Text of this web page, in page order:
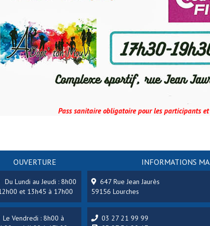
Pass sanitaire obligatoire pour les participants et
OUVERTURE
Du Lundi au Jeudi : 8h00
et 13h45 à 17h00
Le Vendredi : 8h00 à
INFORMATIONS
647 Rue Jean Jaurès
59156 Lourches
03 27 21 99 99